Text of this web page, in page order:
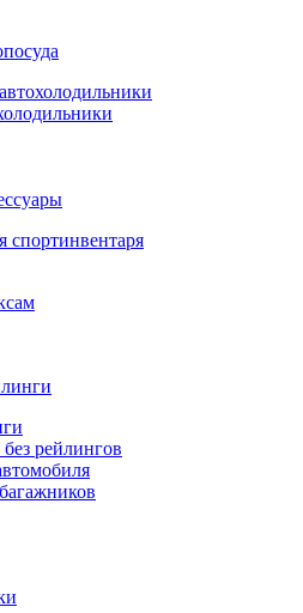
спортинвентаря
рейлингов